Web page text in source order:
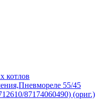
котлов
55/45
87174060490) (ориг.)